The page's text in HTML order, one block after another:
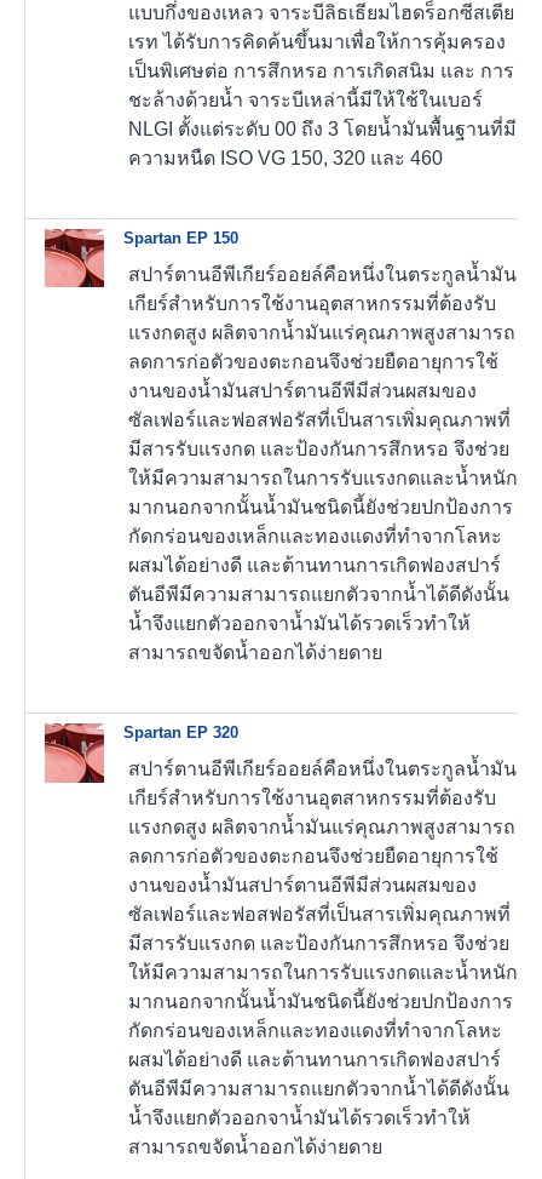
แบบกึ่งของเหลว จาระบีลิธเธียมไฮดร็อกซีสเตีย
เรท ได้รับการคิดค้นขึ้นมาเพื่อให้การคุ้มครอง
เป็นพิเศษต่อ การสึกหรอ การเกิดสนิม และ การ
ชะล้างด้วยน้ำ จาระบีเหล่านี้มีให้ใช้ในเบอร์
NLGI ตั้งแต่ระดับ 00 ถึง 3 โดยน้ำมันพื้นฐานที่มี
ความหนืด ISO VG 150, 320 และ 460
Spartan EP 150
สปาร์ตานอีพีเกียร์ออยล์คือหนึ่งในตระกูลน้ำมัน
เกียร์สำหรับการใช้งานอุตสาหกรรมที่ต้องรับ
แรงกดสูง ผลิตจากน้ำมันแร่คุณภาพสูงสามารถ
ลดการก่อตัวของตะกอนจึงช่วยยืดอายุการใช้
งานของน้ำมันสปาร์ตานอีพีมีส่วนผสมของ
ซัลเฟอร์และฟอสฟอรัสที่เป็นสารเพิ่มคุณภาพที่
มีสารรับแรงกด และป้องกันการสึกหรอ จึงช่วย
ให้มีความสามารถในการรับแรงกดและน้ำหนัก
มากนอกจากนั้นน้ำมันชนิดนี้ยังช่วยปกป้องการ
กัดกร่อนของเหล็กและทองแดงที่ทำจากโลหะ
ผสมได้อย่างดี และต้านทานการเกิดฟองสปาร์
ตันอีพีมีความสามารถแยกตัวจากน้ำได้ดีดังนั้น
น้ำจึงแยกตัวออกจาน้ำมันได้รวดเร็วทำให้
สามารถขจัดน้ำออกได้ง่ายดาย
Spartan EP 320
สปาร์ตานอีพีเกียร์ออยล์คือหนึ่งในตระกูลน้ำมัน
เกียร์สำหรับการใช้งานอุตสาหกรรมที่ต้องรับ
แรงกดสูง ผลิตจากน้ำมันแร่คุณภาพสูงสามารถ
ลดการก่อตัวของตะกอนจึงช่วยยืดอายุการใช้
งานของน้ำมันสปาร์ตานอีพีมีส่วนผสมของ
ซัลเฟอร์และฟอสฟอรัสที่เป็นสารเพิ่มคุณภาพที่
มีสารรับแรงกด และป้องกันการสึกหรอ จึงช่วย
ให้มีความสามารถในการรับแรงกดและน้ำหนัก
มากนอกจากนั้นน้ำมันชนิดนี้ยังช่วยปกป้องการ
กัดกร่อนของเหล็กและทองแดงที่ทำจากโลหะ
ผสมได้อย่างดี และต้านทานการเกิดฟองสปาร์
ตันอีพีมีความสามารถแยกตัวจากน้ำได้ดีดังนั้น
น้ำจึงแยกตัวออกจาน้ำมันได้รวดเร็วทำให้
สามารถขจัดน้ำออกได้ง่ายดาย